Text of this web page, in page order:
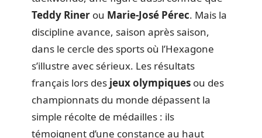
Teddy Riner ou Marie-José Pérec. Mais la
discipline avance, saison après saison,
dans le cercle des sports où l’Hexagone
s’illustre avec sérieux. Les résultats
français lors des jeux olympiques ou des
championnats du monde dépassent la
simple récolte de médailles : ils
témoignent d’une constance au haut